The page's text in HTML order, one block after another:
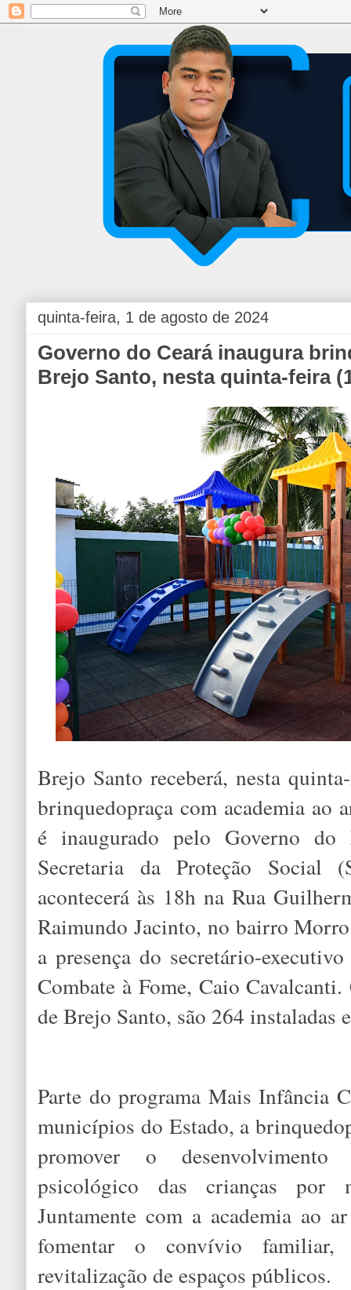
quinta-feira, 1 de agosto de 2024
Governo do Ceará inaugura
Brejo Santo, nesta quinta-feira
Brejo Santo receberá, nesta
brinquedopraça com academia ao
é inaugurado pelo Governo
Secretaria da Proteção Social
acontecerá às 18h na Rua
Raimundo Jacinto, no bairro
a presença do secretário-
Combate à Fome, Caio
de Brejo Santo, são 264 instaladas
Parte do programa Mais Infância
municípios do Estado, a
promover o
psicológico das crianças por
Juntamente com a academia ao
fomentar o convívio
revitalização de espaços públicos.